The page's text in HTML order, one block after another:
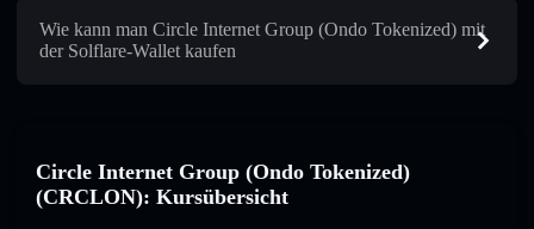
Wie kann man Circle Internet Group (Ondo Tokenized) mit
der Solflare-Wallet kaufen
Circle Internet Group (Ondo Tokenized)
(CRCLON): Kursübersicht